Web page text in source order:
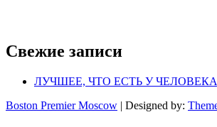
Свежие записи
ЛУЧШЕЕ, ЧТО ЕСТЬ У ЧЕЛОВЕКА,
Boston Premier Moscow | Designed by: